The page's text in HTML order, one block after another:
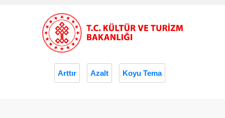
Arttır Azalt Koyu Tema